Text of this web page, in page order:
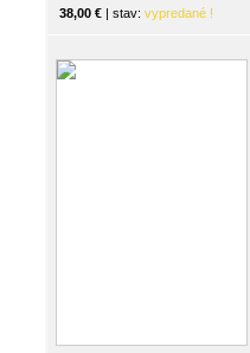
38,00 € | stav: vypredané !